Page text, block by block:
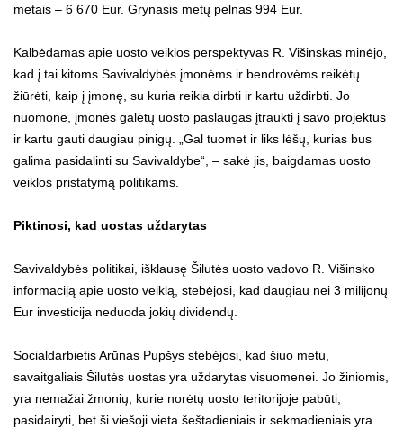
metais – 6 670 Eur. Grynasis metų pelnas 994 Eur.
Kalbėdamas apie uosto veiklos perspektyvas R. Višinskas minėjo,
kad į tai kitoms Savivaldybės įmonėms ir bendrovėms reikėtų
žiūrėti, kaip į įmonę, su kuria reikia dirbti ir kartu uždirbti. Jo
nuomone, įmonės galėtų uosto paslaugas įtraukti į savo projektus
ir kartu gauti daugiau pinigų. „Gal tuomet ir liks lėšų, kurias bus
galima pasidalinti su Savivaldybe“, – sakė jis, baigdamas uosto
veiklos pristatymą politikams.
Piktinosi, kad uostas uždarytas
Savivaldybės politikai, išklausę Šilutės uosto vadovo R. Višinsko
informaciją apie uosto veiklą, stebėjosi, kad daugiau nei 3 milijonų
Eur investicija neduoda jokių dividendų.
Socialdarbietis Arūnas Pupšys stebėjosi, kad šiuo metu,
savaitgaliais Šilutės uostas yra uždarytas visuomenei. Jo žiniomis,
yra nemažai žmonių, kurie norėtų uosto teritorijoje pabūti,
pasidairyti, bet ši viešoji vieta šeštadieniais ir sekmadieniais yra